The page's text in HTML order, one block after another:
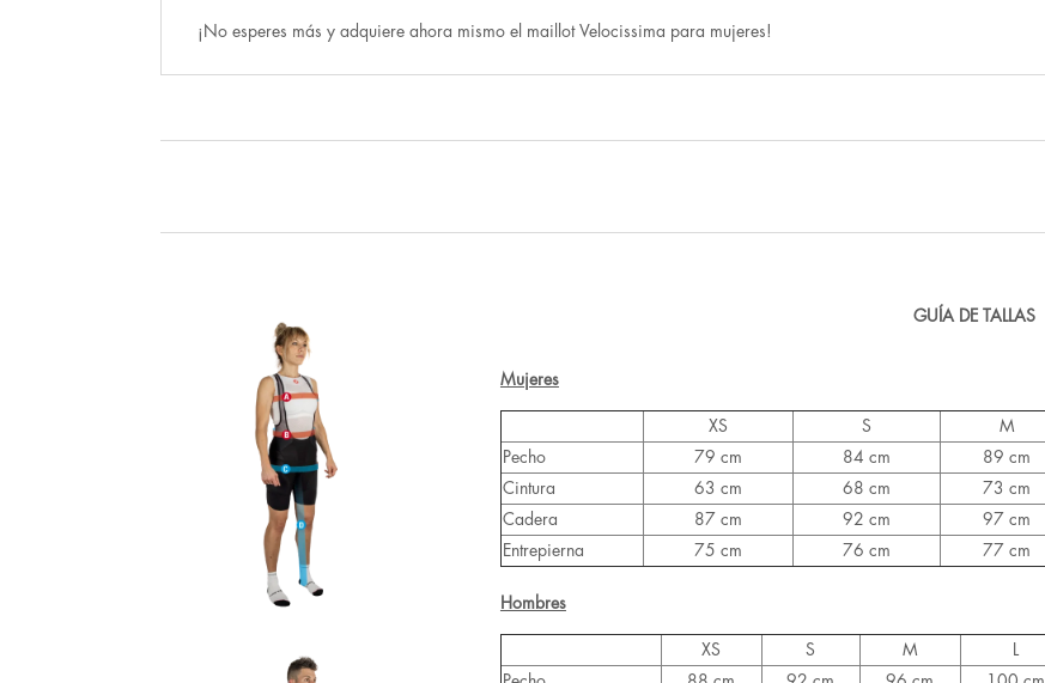
¡No esperes más y adquiere ahora mismo el maillot Velocissima para mujeres!
GUÍA DE TALLAS
Mujeres
XS S M
Pecho
79 cm 84 cm 89 cm
Cintura
63 cm 68 cm 73 cm
Cadera
87 cm 92 cm 97 cm
Entrepierna
75 cm 76 cm 77 cm
Hombres
XS S M